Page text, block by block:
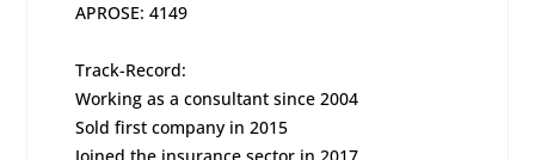
APROSE: 4149
Track-Record:
Working as a consultant since 2004
Sold first company in 2015